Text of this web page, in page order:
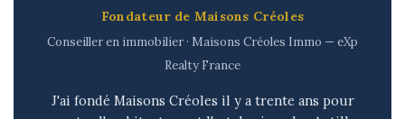
Fondateur de Maisons Créoles
Conseiller en immobilier · Maisons Créoles Immo — eXp
Realty France
J'ai fondé Maisons Créoles il y a trente ans pour